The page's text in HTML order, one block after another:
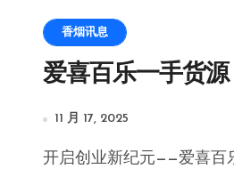
香烟讯息
爱喜百乐一手货
11 月 17, 2025
开启创业新纪元——爱喜百